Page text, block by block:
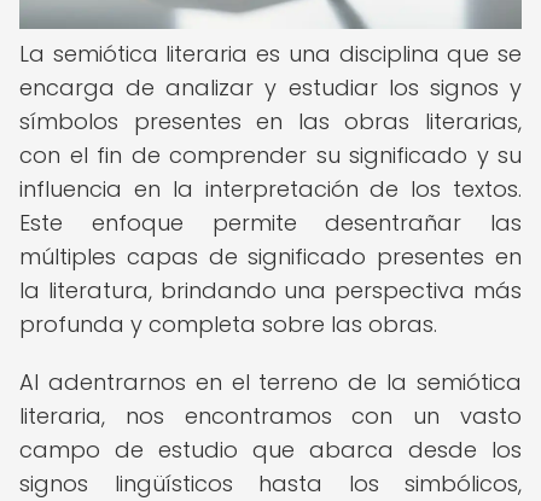
La semiótica literaria es una disciplina que se
encarga de analizar y estudiar los signos y
símbolos presentes en las obras literarias,
con el fin de comprender su significado y su
influencia en la interpretación de los textos.
Este enfoque permite desentrañar las
múltiples capas de significado presentes en
la literatura, brindando una perspectiva más
profunda y completa sobre las obras.
Al adentrarnos en el terreno de la semiótica
literaria, nos encontramos con un vasto
campo de estudio que abarca desde los
signos lingüísticos hasta los simbólicos,